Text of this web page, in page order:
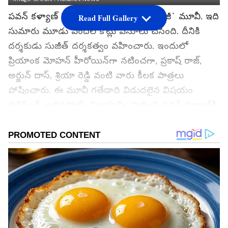
పవన్‌ కళ్యాణ్‌ కెరీర్‌లో బిగ్గెస్ట్ బ్లాక్‌ బస్టర్‌ `ఓజీ` మూవీ. ఇది
సుమారు మూడు వందల కోట్లు వసూలు చేసింది. దీనికి
దర్శకుడు సుజీత్‌ దర్శకత్వం వహించారు. ఇందులో
ప్రియాంక మోహన్‌ హీరోయిన్‌గా నటించగా, ప్రకాష్‌ రాజ్‌,
అర్జున్‌ దాస్‌, శ్రియా రెడ్డి వంటి వారు కీలక పాత్రలు
పోషించారు. ఈ మూవీ గతేడాది విడుదలైన విషయం
చూపించిందీ మూవీ. ఇప్పుడు దీనికి సీక్వెల్‌ పార్ట్ 2
రాబోతుంది.
గూగుల్‌లో ఆసక్తికరమైన సమాచారం కోసం ఏసియానెట్ తెలుగు
ను మీ ఫ్రిఫర్డ్ సోర్స్ గా ఎంచుకోండి
Read Full Gallery